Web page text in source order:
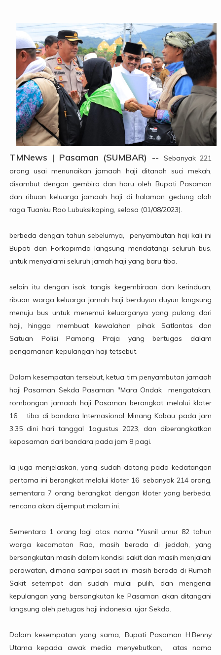
TMNews | Pasaman (SUMBAR) --
Sebanyak 221
orang usai menunaikan jamaah haji ditanah suci mekah,
disambut dengan gembira dan haru oleh Bupati Pasaman
dan ribuan keluarga jamaah haji di halaman gedung olah
raga Tuanku Rao Lubuksikaping, selasa (01/08/2023).
berbeda dengan tahun sebelumya, penyambutan haji kali ini
Bupati dan Forkopimda langsung mendatangi seluruh bus,
untuk menyalami seluruh jamah haji yang baru tiba.
selain itu dengan isak tangis kegembiraan dan kerinduan,
ribuan warga keluarga jamah haji berduyun duyun langsung
menuju bus untuk menemui keluarganya yang pulang dari
haji, hingga membuat kewalahan pihak Satlantas dan
Satuan Polisi Pamong Praja yang bertugas dalam
pengamanan kepulangan haji tetsebut.
Dalam kesempatan tersebut, ketua tim penyambutan jamaah
haji Pasaman Sekda Pasaman "Mara Ondak mengatakan,
rombongan jamaah haji Pasaman berangkat melalui kloter
16 tiba di bandara Internasional Minang Kabau pada jam
3.35 dini hari tanggal 1agustus 2023, dan diberangkatkan
kepasaman dari bandara pada jam 8 pagi.
Ia juga menjelaskan, yang sudah datang pada kedatangan
pertama ini berangkat melalui kloter 16 sebanyak 214 orang,
sementara 7 orang berangkat dengan kloter yang berbeda,
rencana akan dijemput malam ini.
Sementara 1 orang lagi atas nama "Yusnil umur 82 tahun
warga kecamatan Rao, masih berada di jeddah, yang
bersangkutan masih dalam kondisi sakit dan masih menjalani
perawatan, dimana sampai saat ini masih berada di Rumah
Sakit setempat dan sudah mulai pulih, dan mengenai
kepulangan yang bersangkutan ke Pasaman akan ditangani
langsung oleh petugas haji indonesia, ujar Sekda.
Dalam kesempatan yang sama, Bupati Pasaman H.Benny
Utama kepada awak media menyebutkan, atas nama